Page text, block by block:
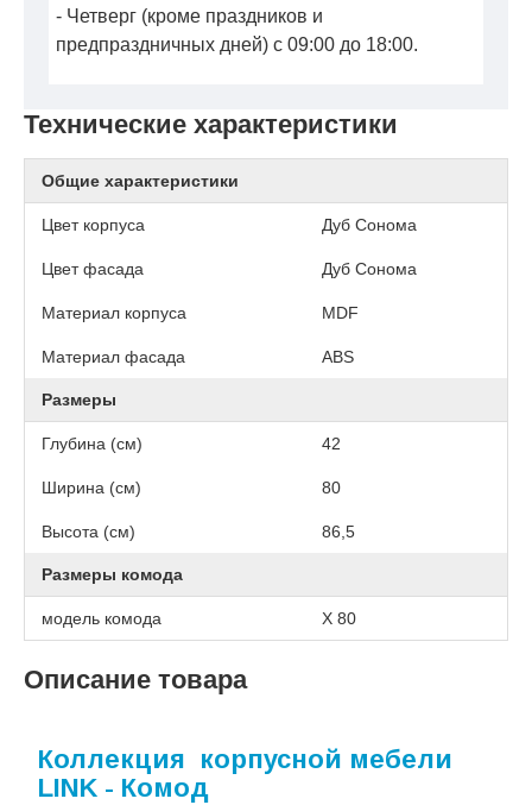
Технические характеристики
Общие характеристики
Цвет корпуса Дуб Сонома
Цвет фасада Дуб Сонома
Материал корпуса MDF
Материал фасада ABS
Размеры
Глубина (см) 42
Ширина (см) 80
Высота (см) 86,5
Размеры комода
модель комода X 80
Описание товара
Коллекция корпусной мебели
LINK - Комод
- Четверг (кроме праздников и
предпраздничных дней) с 09:00 до 18:00.